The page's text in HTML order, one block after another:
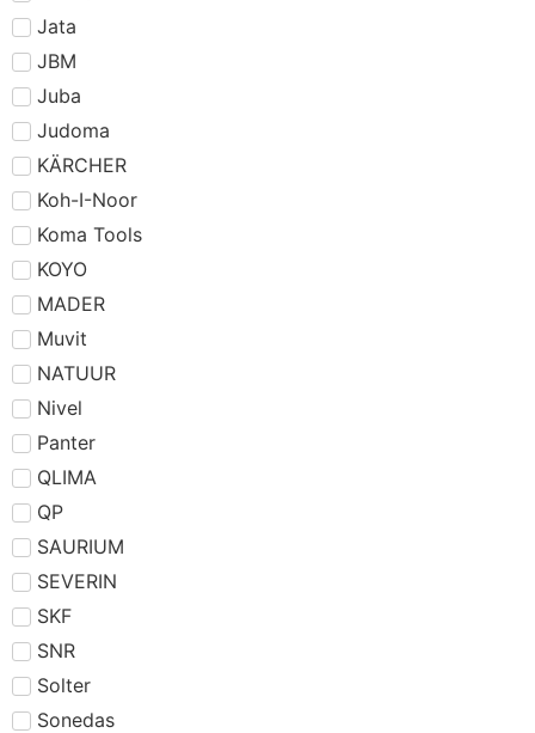
Jata
JBM
Juba
Judoma
KÄRCHER
Koh-I-Noor
Koma Tools
KOYO
MADER
Muvit
NATUUR
Nivel
Panter
QLIMA
QP
SAURIUM
SEVERIN
SKF
SNR
Solter
Sonedas